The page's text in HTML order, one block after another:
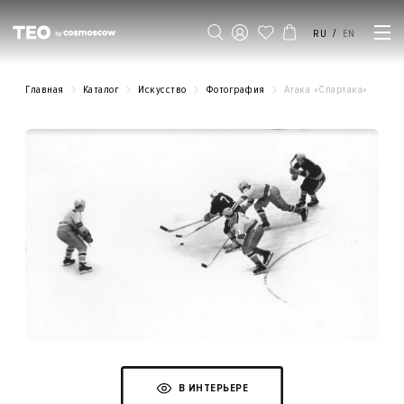
RU / EN
Главная Каталог Искусство Фотография Атака «‎Спартака»‎
В ИНТЕРЬЕРЕ